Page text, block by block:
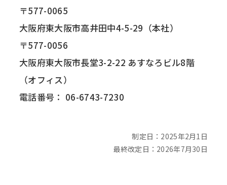
〒577-0065
大阪府東大阪市高井田中4-5-29（本社）
〒577-0056
大阪府東大阪市長堂3-2-22 あすなろビル8階
（オフィス）
電話番号： 06-6743-7230
制定日：2025年2月1日
最終改定日：2026年7月30日